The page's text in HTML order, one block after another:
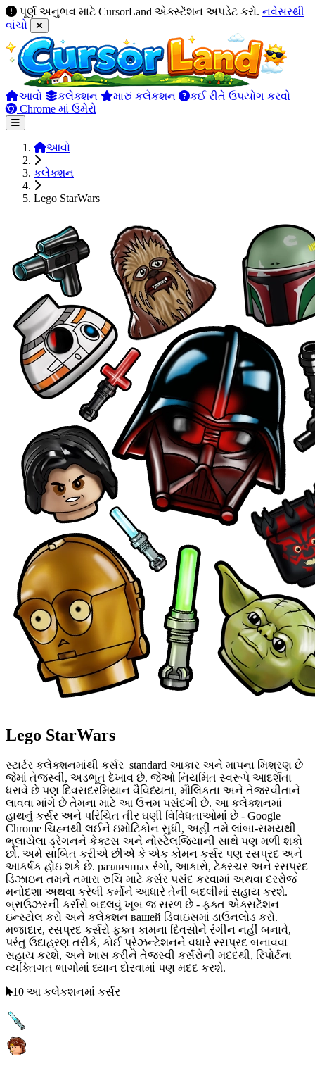
પૂર્ણ અનુભવ માટે CursorLand એક્સ્ટેંશન અપડેટ કરો. નવેસરથી
વાંચો
આવો કલેક્શન મારું કલેકશન
કઈ રીતે ઉપયોગ કરવો
Chrome માં ઉમેરો
આવો
કલેક્શન
Lego StarWars
Lego StarWars
સ્ટાર્ટર કલેક્શનમાંથી કર્સર_standard આકાર અને માપના મિશ્રણ છે
જેમાં તેજસ્વી, અડભૂત દેખાવ છે. જેઓ નિયમિત સ્વરૂપે આદર્શતા
ધરાવે છે પણ દિવસદરમિયાન વૈવિધ્યતા, મૌલિકતા અને તેજસ્વીતાને
લાવવા માંગે છે તેમના માટે આ ઉત્તમ પસંદગી છે. આ કલેક્શનમાં
હાથનું કર્સર અને પરિચિત તીર ઘણી વિવિધતાઓમાં છે - Google
Chrome ચિહ્નથી લઈને ઇમોટિકોન સુધી, અહીં તમે લાંબા-સમયથી
ભૂલાયેલા ડ્રેગનને કેક્ટસ અને નોસ્ટેલજિયાની સાથે પણ મળી શકો
છો. અમે સાબિત કરીએ છીએ કે એક કોમન કર્સર પણ રસપ્રદ અને
આકર્ષક હોઇ શકે છે. различных રંગો, આકારો, ટેક્સ્ચર અને રસપ્રદ
ડિઝાઇન તમને તમારા રુચિ માટે કર્સર પસંદ કરવામાં અથવા દરરોજ
મનોદશા અથવા કરેલી કર્મોને આધારે તેની બદલીમાં સહાય કરશે.
બ્રાઉઝરની કર્સરો બદલવું ખૂબ જ સરળ છે - ફક્ત એક્સટેંશન
ઇન્સ્ટોલ કરો અને કલેક્શન вашей ડિવાઇસમાં ડાઉનલોડ કરો.
મજાદાર, રસપ્રદ કર્સરો ફક્ત કામના દિવસોને રંગીન નહીં બનાવે,
પરંતુ ઉદાહરણ તરીકે, કોઈ પ્રેઝન્ટેશનને વધારે રસપ્રદ બનાવવા
સહાય કરશે, અને ખાસ કરીને તેજસ્વી કર્સરોની મદદથી, રિપોર્ટના
વ્યક્તિગત ભાગોમાં ધ્યાન દોરવામાં પણ મદદ કરશે.
10 આ કલેકશનમાં કર્સર